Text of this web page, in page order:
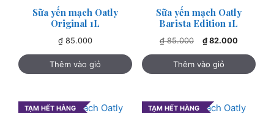
Sữa yến mạch Oatly
Original 1L
₫ 85.000
Thêm vào giỏ
Sữa yến mạch Oatly
Barista Edition 1L
₫85.000
Giá
là:
₫ 85.000.
₫82.000Giá
là:
Thêm vào giỏ
TẠM HẾT HÀNG TẠM HẾT HÀNG